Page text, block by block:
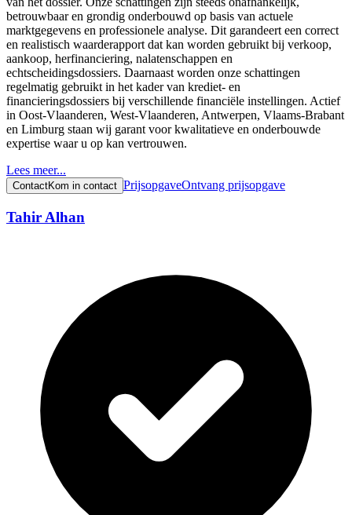
betrouwbaar en grondig onderbouwd op basis van actuele
marktgegevens en professionele analyse. Dit garandeert een correct
en realistisch waarderapport dat kan worden gebruikt bij verkoop,
aankoop, herfinanciering, nalatenschappen en
echtscheidingsdossiers. Daarnaast worden onze schattingen
regelmatig gebruikt in het kader van krediet- en
financieringsdossiers bij verschillende financiële instellingen. Actief
in Oost-Vlaanderen, West-Vlaanderen, Antwerpen, Vlaams-Brabant
en Limburg staan wij garant voor kwalitatieve en onderbouwde
expertise waar u op kan vertrouwen.
Lees meer...
ContactKom in contact PrijsopgaveOntvang prijsopgave
Tahir Alhan